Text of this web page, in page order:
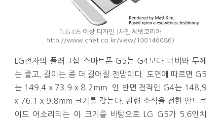
↑LG G5 예상 디자인 (사진:씨넷코리아
http://www.cnet.co.kr/view/100146086)
LG전자의 플래그십 스마트폰 G5는 G4보다 너비와 두께
는 줄고, 길이는 좀 더 길어질 전망이다. 도면에 따르면 G5
는 149.4 x 73.9 x 8.2mm 인 반면 전작인 G4는 148.9
x 76.1 x 9.8mm 크기를 갖는다. 관련 소식을 전한 안드로
이드 어소리티는 이 크기를 바탕으로 LG G5가 5.6인치